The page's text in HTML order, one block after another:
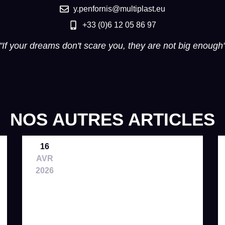
y.penfornis@multiplast.eu
+33 (0)6 12 05 86 97
"If your dreams don't scare you, they are not big
NOS AUTRES ARTICLES
16
AVR
2026